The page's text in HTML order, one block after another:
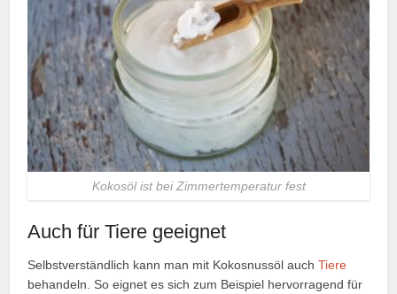
Kokosöl ist bei Zimmertemperatur fest
Auch für Tiere geeignet
Selbstverständlich kann man mit Kokosnussöl auchTiere
behandeln. So eignet es sich zum Beispiel hervorragend für